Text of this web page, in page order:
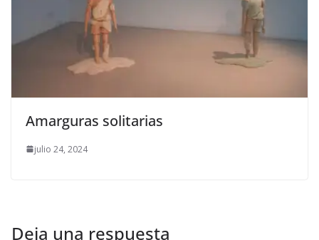
Amarguras solitarias
julio 24, 2024
Deja una respuesta